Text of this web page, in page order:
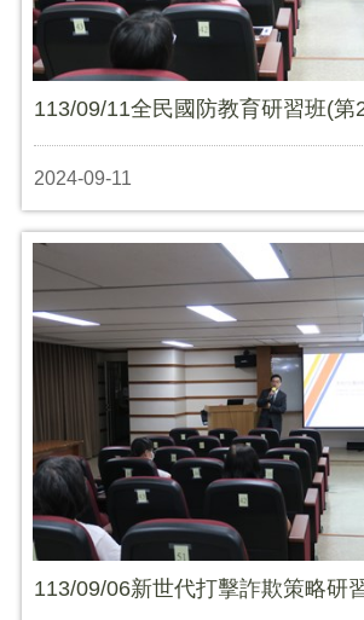
113/09/11全民國防教育研習班(第
2024-09-11
113/09/06新世代打擊詐欺策略研